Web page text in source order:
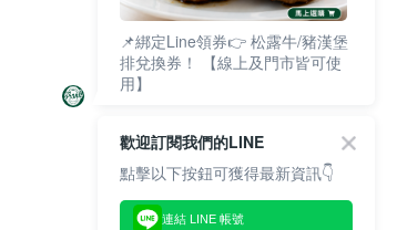
📌綁定Line領券👉 松露牛/豬漢堡
排兌換券！ 【線上及門市皆可使
用】
歡迎訂閱我們的LINE
點擊以下按鈕可獲得最新資訊👇
連結 LINE 帳號